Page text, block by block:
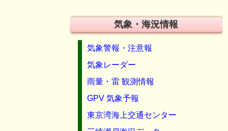
気象・海況情報
気象警報・注意報
気象レーダー
雨量・雷 観測情報
GPV 気象予報
東京湾海上交通センター